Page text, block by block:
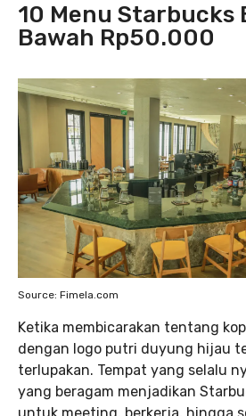
10 Menu Starbucks
Bawah Rp50.000
Source: Fimela.com
Ketika membicarakan tentang
dengan logo putri duyung hijau
terlupakan. Tempat yang selalu
yang beragam menjadikan